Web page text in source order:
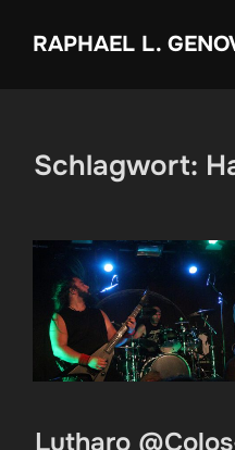
InhaltRAPHAEL L.
Schlagwort:
Lutharo